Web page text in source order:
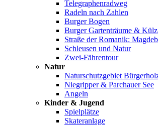
Telegraphenradweg
Radeln nach Zahlen
Burger Bogen
Burger Gartenträume &
Straße der Romanik:
Schleusen und Natur
Zwei-Fährentour
Natur
Naturschutzgebiet
Niegripper & Parchauer See
Angeln
Kinder & Jugend
Spielplätze
Skateranlage